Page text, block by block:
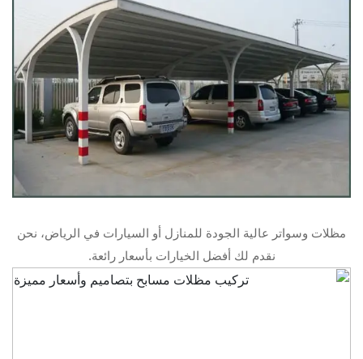
مظلات وسواتر عالية الجودة للمنازل أو السيارات في الرياض، نحن
نقدم لك أفضل الخيارات بأسعار رائعة.